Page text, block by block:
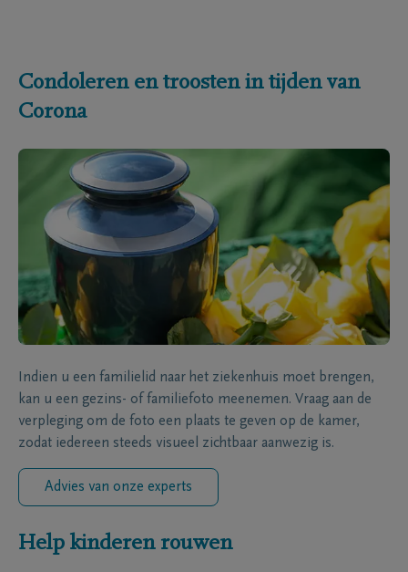
Condoleren en troosten in tijden van
Corona
Indien u een familielid naar het ziekenhuis moet brengen,
kan u een gezins- of familiefoto meenemen. Vraag aan de
verpleging om de foto een plaats te geven op de kamer,
zodat iedereen steeds visueel zichtbaar aanwezig is.
Advies van onze experts
Help kinderen rouwen